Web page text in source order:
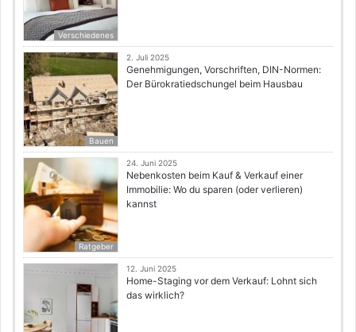
Verschiedenes
Bauen
2. Juli 2025
Genehmigungen, Vorschriften, DIN-Normen:
Der Bürokratiedschungel beim Hausbau
Ratgeber
24. Juni 2025
Nebenkosten beim Kauf & Verkauf einer
Immobilie: Wo du sparen (oder verlieren)
kannst
12. Juni 2025
Home-Staging vor dem Verkauf: Lohnt sich
das wirklich?